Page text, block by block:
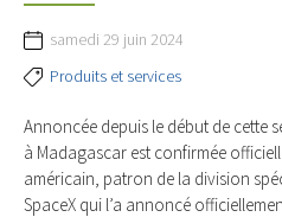
samedi 29 juin 2024
Produits et services
Annoncée depuis le début de cette
à Madagascar est confirmée
américain, patron de la division
SpaceX qui l’a annoncé